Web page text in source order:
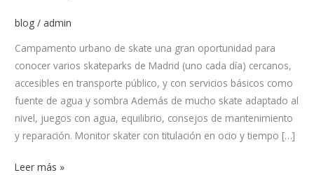
blog / admin
Campamento urbano de skate una gran oportunidad para
conocer varios skateparks de Madrid (uno cada día) cercanos,
accesibles en transporte público, y con servicios básicos como
fuente de agua y sombra Además de mucho skate adaptado al
nivel, juegos con agua, equilibrio, consejos de mantenimiento
y reparación. Monitor skater con titulación en ocio y tiempo […]
Leer más »